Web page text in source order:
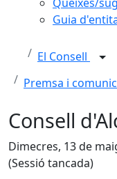
Guia
El Consell
Premsa i
Consell
Dimecres, 13 de
(Sessió tancada)